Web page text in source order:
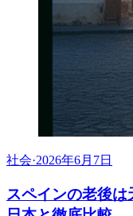
社会·2026年6月7日
スペインの老後